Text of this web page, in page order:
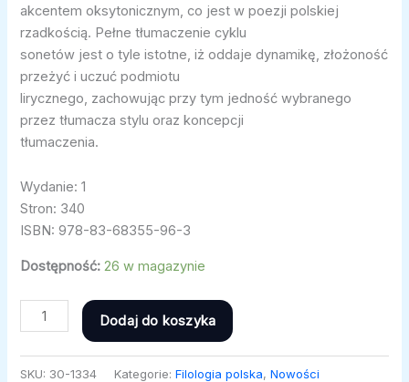
akcentem oksytonicznym, co jest w poezji polskiej
rzadkością. Pełne tłumaczenie cyklu
sonetów jest o tyle istotne, iż oddaje dynamikę, złożoność
przeżyć i uczuć podmiotu
lirycznego, zachowując przy tym jedność wybranego
przez tłumacza stylu oraz koncepcji
tłumaczenia.
Wydanie: 1
Stron: 340
ISBN: 978-83-68355-96-3
Dostępność: 26 w magazynie
Dodaj do koszyka
SKU: 30-1334 Kategorie:Filologia polska,Nowości